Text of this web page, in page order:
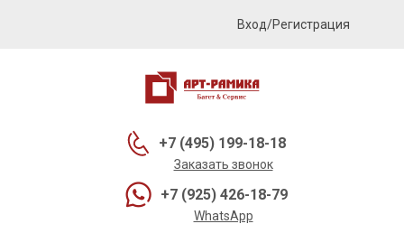
Вход/Регистрация
+7 (495) 199-18-18
Заказать звонок
+7 (925) 426-18-79
WhatsApp